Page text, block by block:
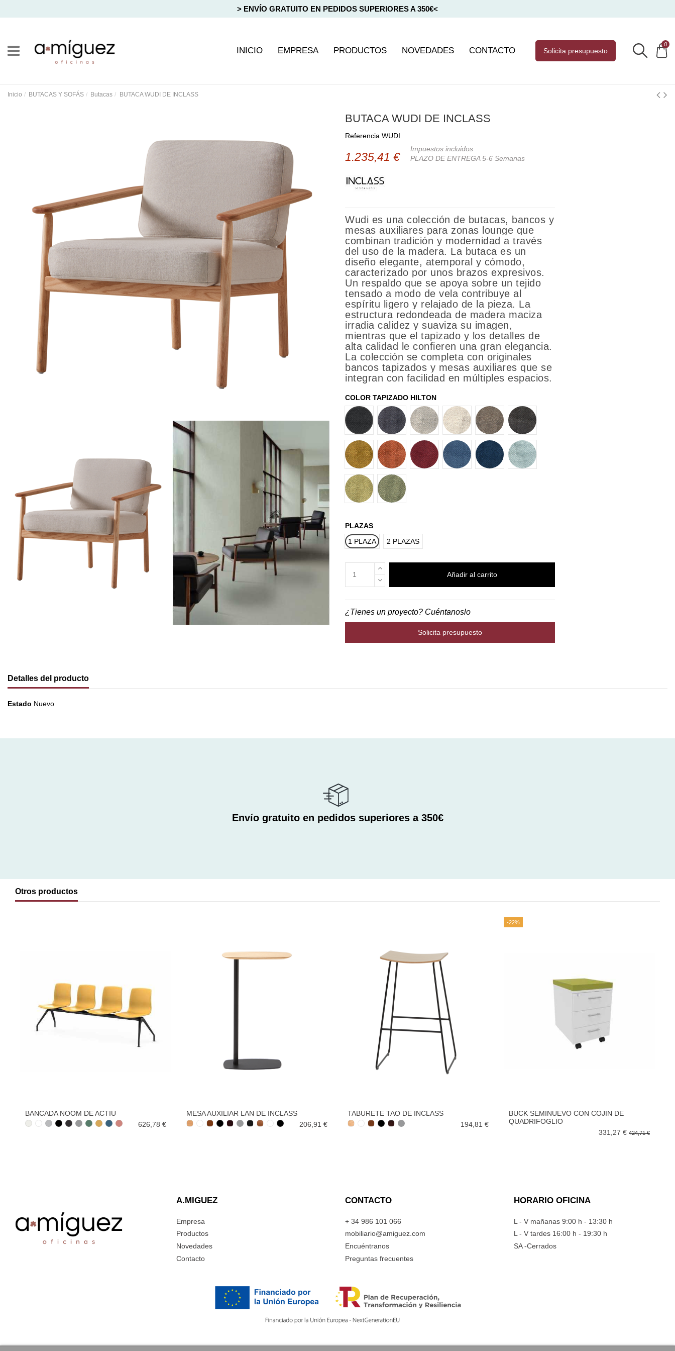
> ENVÍO GRATUITO EN PEDIDOS SUPERIORES A 350€<
INICIO EMPRESA PRODUCTOS NOVEDADES CONTACTO solicita presupuesto
0
Inicio BUTACAS Y SOFÁS Butacas BUTACA WUDI DE INCLASS
BUTACA WUDI DE INCLASS
Referencia WUDI
1.235,41 €
Impuestos incluidos
PLAZO DE ENTREGA 5-6 Semanas
Wudi es una colección de butacas, bancos y
mesas auxiliares para zonas lounge que
combinan tradición y modernidad a través
del uso de la madera. La butaca es un
diseño elegante, atemporal y cómodo,
caracterizado por unos brazos expresivos.
Un respaldo que se apoya sobre un tejido
tensado a modo de vela contribuye al
espíritu ligero y relajado de la pieza. La
estructura redondeada de madera maciza
irradia calidez y suaviza su imagen,
mientras que el tapizado y los detalles de
alta calidad le confieren una gran elegancia.
La colección se completa con originales
bancos tapizados y mesas auxiliares que se
integran con facilidad en múltiples espacios.
COLOR TAPIZADO HILTON
1
2 4 6 8 9
10 11 12 13 14 16
17 18
PLAZAS
1 PLAZA
2 PLAZAS
Añadir al carrito
¿Tienes un proyecto? Cuéntanoslo
Solicita presupuesto
Detalles del producto
Estado Nuevo
Envío gratuito en pedidos superiores a 350€
Otros productos
BANCADA NOOM DE ACTIU
626,78 €
MESA AUXILIAR LAN DE INCLASS
206,91 €
TABURETE TAO DE INCLASS
194,81 €
-22%
BUCK SEMINUEVO CON COJIN DE
QUADRIFOGLIO
331,27 € 424,71 €
A.MIGUEZ
Empresa
Productos
Novedades
Contacto
CONTACTO
+ 34 986 101 066
mobiliario@amiguez.com
Encuéntranos
Preguntas frecuentes
HORARIO OFICINA
L - V mañanas 9:00 h - 13:30 h
L - V tardes 16:00 h - 19:30 h
SA -Cerrados